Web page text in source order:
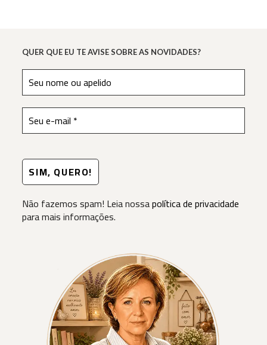
QUER QUE EU TE AVISE SOBRE AS NOVIDADES?
Não fazemos spam! Leia nossapolítica de privacidade
para mais informações.